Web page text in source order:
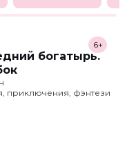
богатырь.
6+
приключения, фэнтези